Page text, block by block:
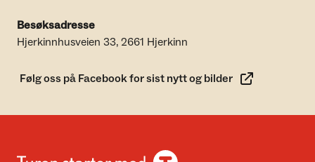
Besøksadresse
Hjerkinnhusveien 33, 2661 Hjerkinn
Følg oss på Facebook for sist nytt og bilder